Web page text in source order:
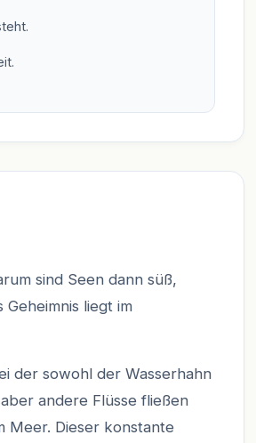
sind Seen dann süß,
liegt im
der sowohl der Wasserhahn
andere Flüsse fließen
Meer. Dieser konstante